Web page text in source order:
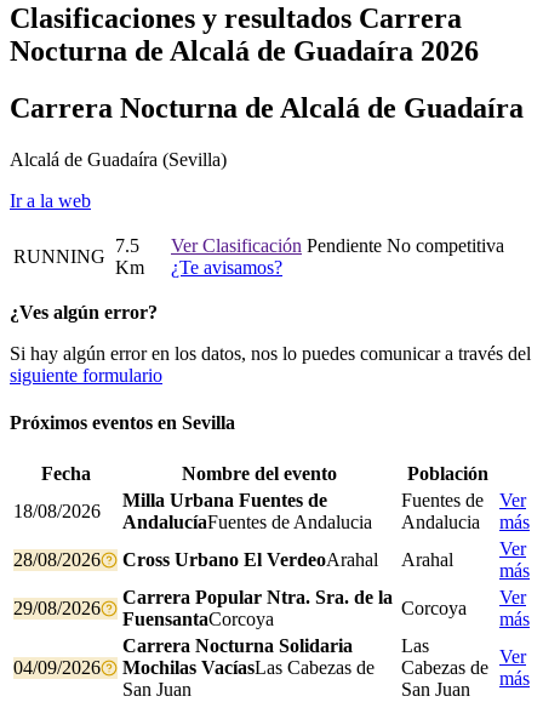
Clasificaciones y resultados Carrera
Nocturna de Alcalá de Guadaíra 2026
Carrera Nocturna de Alcalá de Guadaíra
Alcalá de Guadaíra (Sevilla)
Ir a la web
RUNNING
7.5
Km
Ver Clasificación Pendiente No competitiva
¿Te avisamos?
¿Ves algún error?
Si hay algún error en los datos, nos lo puedes comunicar a través del
siguiente formulario
Próximos eventos en Sevilla
Fecha Nombre del evento
Población
18/08/2026
Milla Urbana Fuentes de
AndalucíaFuentes de Andalucia
Fuentes de
Andalucia
Ver
más
28/08/2026
Cross Urbano El VerdeoArahal Arahal
Ver
más
29/08/2026
Carrera Popular Ntra. Sra. de la
FuensantaCorcoya
Corcoya
Ver
más
04/09/2026
Carrera Nocturna Solidaria
Mochilas VacíasLas Cabezas de
San Juan
Las
Cabezas de
San Juan
Ver
más